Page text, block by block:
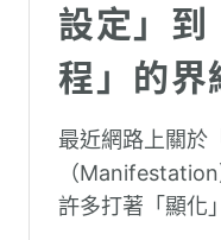
設定」到
程」的界
最近網路上關於
（
許多打著「顯化